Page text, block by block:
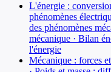
L'énergie :
phénomènes
des phénomènes
mécanique · Bilan
l'énergie
Mécanique : forces